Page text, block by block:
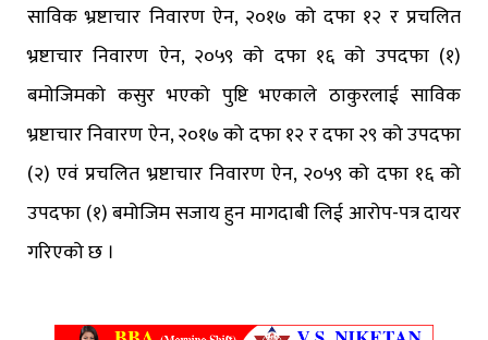
साविक भ्रष्टाचार निवारण ऐन, २०१७ को दफा १२ र प्रचलित
भ्रष्टाचार निवारण ऐन, २०५९ को दफा १६ को उपदफा (१)
बमोजिमको कसुर भएको पुष्टि भएकाले ठाकुरलाई साविक
भ्रष्टाचार निवारण ऐन, २०१७ को दफा १२ र दफा २९ को उपदफा
(२) एवं प्रचलित भ्रष्टाचार निवारण ऐन, २०५९ को दफा १६ को
उपदफा (१) बमोजिम सजाय हुन मागदाबी लिई आरोप-पत्र दायर
गरिएको छ ।